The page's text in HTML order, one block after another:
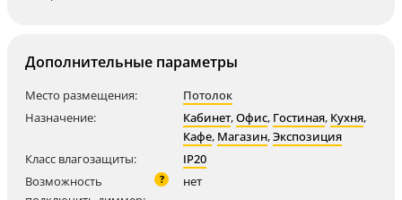
Дополнительные параметры
Место размещения:
Потолок
Назначение:
Кабинет,Офис, Гостиная, Кухня,
Кафе, Магазин,Экспозиция
Класс влагозащиты:
IP20
Возможность
? нет